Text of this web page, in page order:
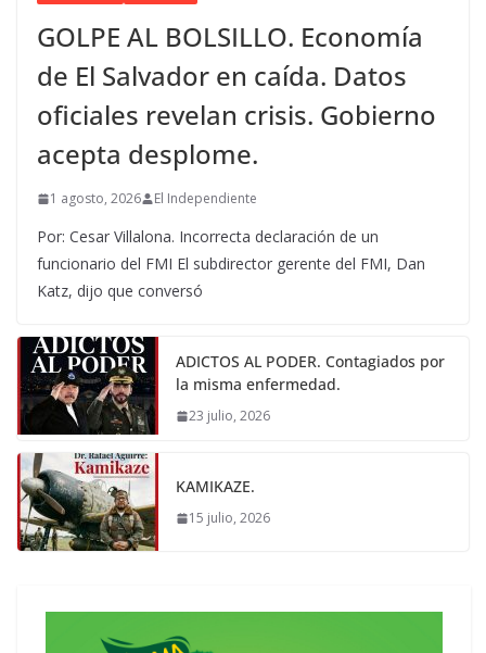
GOLPE AL BOLSILLO. Economía
de El Salvador en caída. Datos
oficiales revelan crisis. Gobierno
acepta desplome.
1 agosto, 2026 El Independiente
Por: Cesar Villalona. Incorrecta declaración de un
funcionario del FMI El subdirector gerente del FMI, Dan
Katz, dijo que conversó
ADICTOS AL PODER. Contagiados por
la misma enfermedad.
23 julio, 2026
KAMIKAZE.
15 julio, 2026